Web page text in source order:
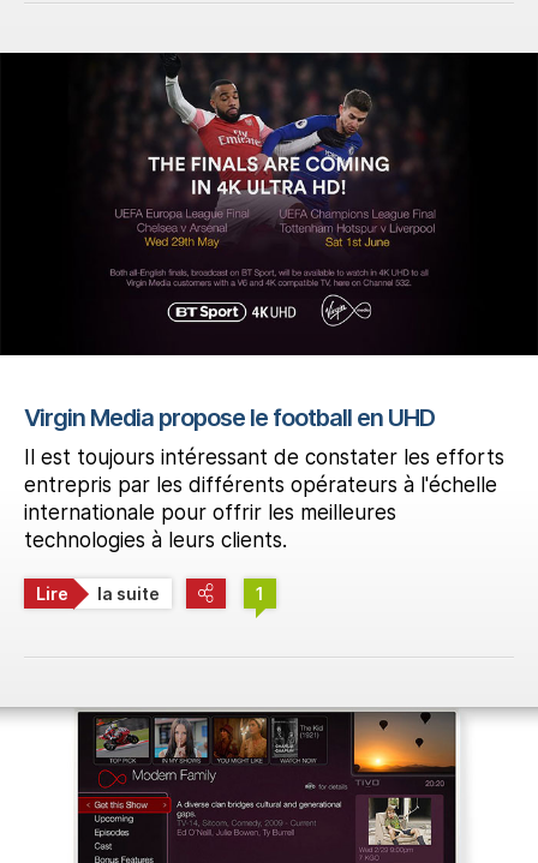
Virgin Media propose le football en UHD
Il est toujours intéressant de constater les efforts
entrepris par les différents opérateurs à l'échelle
internationale pour offrir les meilleures
technologies à leurs clients.
Lire la suite 1